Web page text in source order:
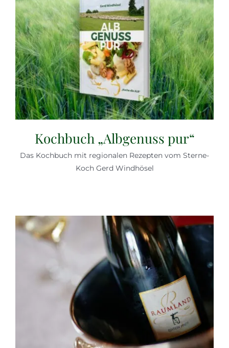
Kochbuch „Albgenuss pur“
Das Kochbuch mit regionalen Rezepten vom Sterne-
Koch Gerd Windhösel